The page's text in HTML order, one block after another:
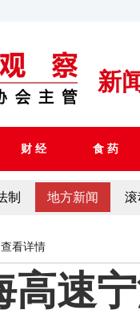
新
财 经 食 药
制 地方新闻 滚
查看详情
高速